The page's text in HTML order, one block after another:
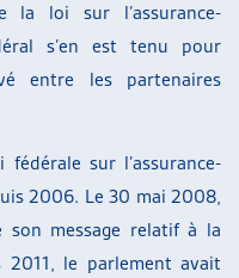
la loi sur l’assurance-
s’en est tenu pour
entre les partenaires
sur l’assurance-
2006. Le 30 mai 2008,
son message relatif à la
2011, le parlement avait